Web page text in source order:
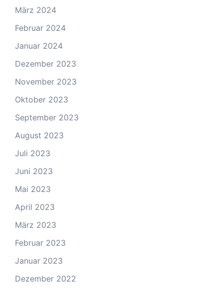
März 2024
Februar 2024
Januar 2024
Dezember 2023
November 2023
Oktober 2023
September 2023
August 2023
Juli 2023
Juni 2023
Mai 2023
April 2023
März 2023
Februar 2023
Januar 2023
Dezember 2022